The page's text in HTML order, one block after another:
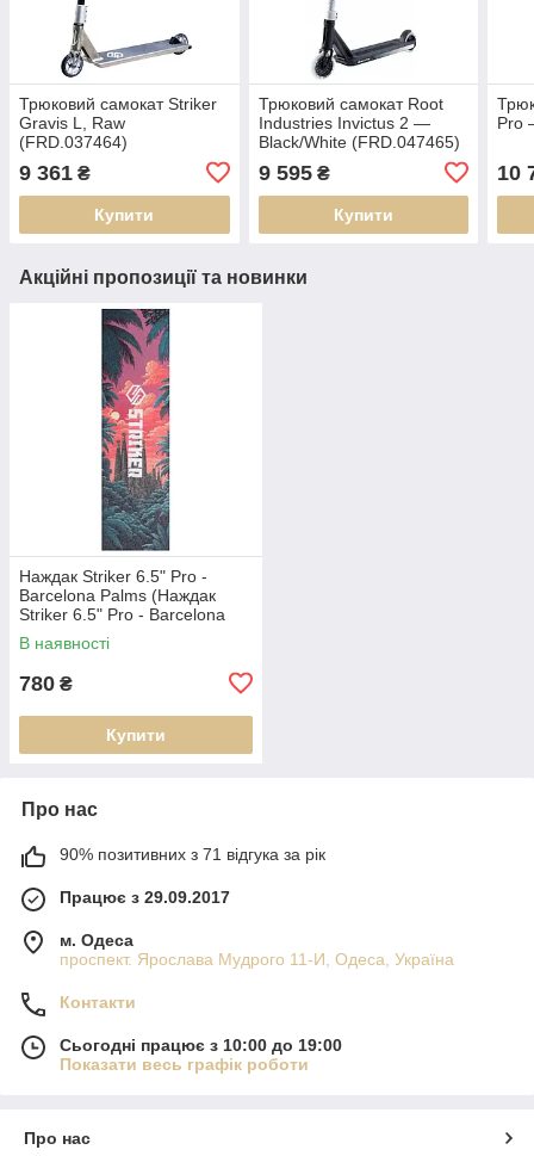
Трюковий самокат Striker
Gravis L, Raw
(FRD.037464)
9 361 ₴
Купити
Трюковий самокат Root
Industries Invictus 2 —
Black/White (FRD.047465)
9 595₴
Купити
Pro
10
Акційні пропозиції та новинки
Наждак Striker 6.5" Pro -
Barcelona Palms (Наждак
Striker 6.5" Pro - Barcelona
Palms)
В наявності
780 ₴
Купити
Про нас
90% позитивних з 71 відгука за рік
Працює з 29.09.2017
м. Одеса
проспект. Ярослава Мудрого 11-И, Одеса, Україна
Контакти
Сьогодні працює з 10:00 до 19:00
Показати весь графік роботи
Про нас